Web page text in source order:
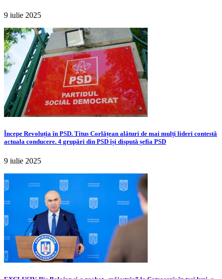
9 iulie 2025
Începe Revoluția în PSD. Titus Corlățean alături de mai mulți lideri contestă
actuala conducere. 4 grupări din PSD își dispută șefia PSD
9 iulie 2025